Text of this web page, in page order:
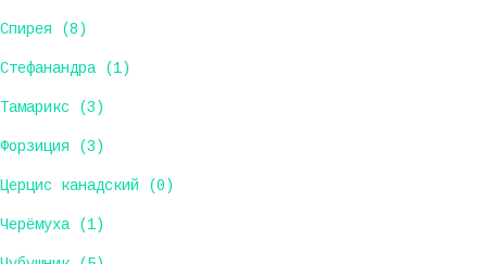
Спирея (8)
Стефанандра (1)
Тамарикс (3)
Форзиция (3)
Церцис канадский (0)
Черёмуха (1)